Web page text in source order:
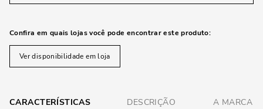
Confira em quais lojas você pode encontrar este produto:
Ver disponibilidade em loja
CARACTERÍSTICAS DESCRIÇÃO A MARCA